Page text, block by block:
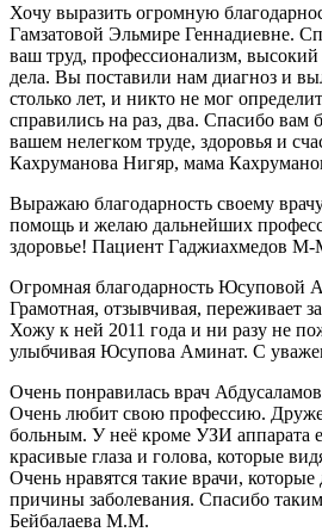
Хочу выразить огромную
Гамзатовой Эльмире Геннадиевне.
ваш труд, профессионализм, высокий
дела. Вы поставили нам диагноз и
столько лет, и никто не мог
справились на раз, два. Спасибо вам
вашем нелегком труде, здоровья и
Кахруманова Нигяр, мама
Выражаю благодарность своему
помощь и желаю дальнейших
здоровье! Пациент Гаджиахмедов
Огромная благодарность Юсуповой
Грамотная, отзывчивая, переживает
Хожу к ней 2011 года и ни разу не
улыбчивая Юсупова Аминат. С
Очень понравилась врач
Очень любит свою профессию.
больным. У неё кроме УЗИ аппарата
красивые глаза и голова, которые
Очень нравятся такие врачи,
причины заболевания. Спасибо
Бейбалаева М.М.